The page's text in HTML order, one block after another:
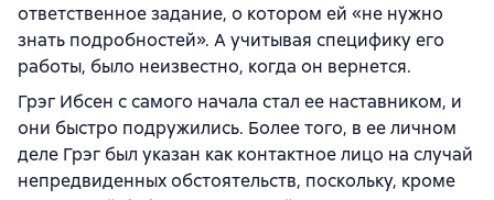
ответственное задание, о котором ей «не нужно
знать подробностей». А учитывая специфику его
работы, было неизвестно, когда он вернется.
Грэг Ибсен с самого начала стал ее наставником, и
они быстро подружились. Более того, в ее личном
деле Грэг был указан как контактное лицо на случай
непредвиденных обстоятельств, поскольку, кроме